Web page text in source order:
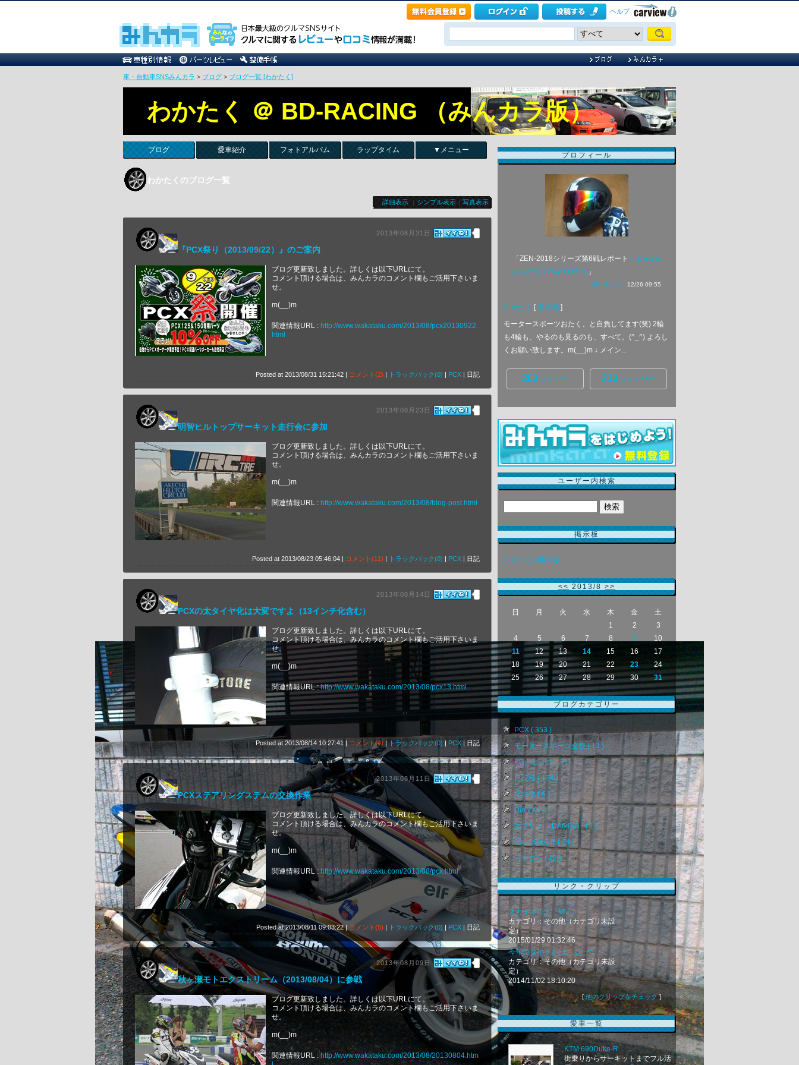
ヘルプ
車・自動車SNSみんカラ > ブログ > ブログ一覧 [わかたく]
わかたく ＠ BD-RACING （みんカラ版）
ブログ 愛車紹介 フォトアルバム ラップタイム ▼メニュー
わかたくのブログ一覧
詳細表示 ｜ シンプル表示 写真表示
2013年08月31日
『PCX祭り（2013/09/22）』のご案内
ブログ更新致しました。詳しくは以下URLにて。
コメント頂ける場合は、みんカラのコメント欄もご活用下さいま
せ。
m(__)m
関連情報URL : http://www.wakataku.com/2013/08/pcx20130922.
html
Posted at 2013/08/31 15:21:42 | コメント(2) | トラックバック(0) | PCX | 日記
2013年08月23日
明智ヒルトップサーキット走行会に参加
ブログ更新致しました。詳しくは以下URLにて。
コメント頂ける場合は、みんカラのコメント欄もご活用下さいま
せ。
m(__)m
関連情報URL : http://www.wakataku.com/2013/08/blog-post.html
Posted at 2013/08/23 05:46:04 | コメント(11) | トラックバック(0) | PCX | 日記
2013年08月14日
PCXの太タイヤ化は大変ですよ（13インチ化含む）
ブログ更新致しました。詳しくは以下URLにて。
コメント頂ける場合は、みんカラのコメント欄もご活用下さいま
せ。
m(__)m
関連情報URL :http://www.wakataku.com/2013/08/pcx13.html
Posted at 2013/08/14 10:27:41 | コメント(4)| トラックバック(0) PCX | 日記
2013年08月11日
PCXステアリングステムの交換作業
ブログ更新致しました。詳しくは以下URLにて。
コメント頂ける場合は、みんカラのコメント欄もご活用下さいま
せ。
m(__)m
関連情報URL :http://www.wakataku.com/2013/08/pcx.html
Posted at 2013/08/11 09:03:22 | コメント(5) トラックバック(0) PCX | 日記
2013年08月09日
秋ヶ瀬モトエクストリーム（2013/08/04）に参戦
ブログ更新致しました。詳しくは以下URLにて。
コメント頂ける場合は、みんカラのコメント欄もご活用下さいま
せ。
m(__)m
関連情報URL :http://www.wakataku.com/2013/08/20130804.htm
プロフィール
「ZEN-2018シリーズ第6戦レポート http://cvw.
jp/b/865717/42333319/」
何シテル？ 12/26 09:55
わかたく [ 東京都 ]
モータースポーツおたく、と自負してます(笑) 2輪
も4輪も、やるのも見るのも、すべて。(^_^) よろし
くお願い致します。m(__)m ↓ メイン...
203 フォロー 213 フォロワー
ユーザー内検索
掲示板
わかたくの掲示板
<< 2013/8 >>
日 月 火 水 木 金
土
1
2
3
4
5 6 7 8 9
10
11
12 13 14 15 16
17
18
19 20 21 22 23
24
25
26 27 28 29 30 31
ブログカテゴリー
PCX ( 353 )
モータースポーツ全般 ( 13 )
EGシビック ( 3 )
日記帳 ( 124 )
その他 ( 6 )
Dio ZX ( 3 )
エブリィ （DA64W） ( 1 )
690 DUKE R ( 24 )
ラジコン ( 12 )
リンク・クリップ
スカイネット ｷﾀ---!!
カテゴリ：その他（カテゴリ未設
定）
2015/01/29 01:32:46
今年のタイトルは、ふたつ
カテゴリ：その他（カテゴリ未設
定）
2014/11/02 18:10:20
[他のクリップをチェック]
愛車一覧
KTM 690Duke-R
街乗りからサーキットまでフル活